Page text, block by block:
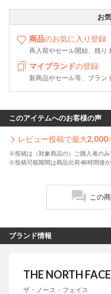
お
商品のお気に入り登録
再入荷やセール開始、残り
マイブランドの登録
新商品やセール等、ブラン
このアイテムへのお客様の声
レビュー投稿で最大2,000
※投稿は（対象商品の）ご購入者のみ
※投稿可能期間は商品出荷48時間後
この
ブランド情報
THE NORTH FACE
ザ・ノース・フェイス